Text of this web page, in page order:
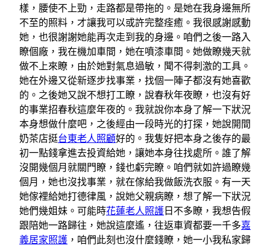
樣，腰使不上勁，走路都是帶拖的。是她在我身邊無所
不至的照料，才讓我可以或許完整痊癒。我很感謝感動
她，也很謝謝她能再次走到我的身邊。咱們之後一路入
瞭個廠，我在機加車間，她在噴漆車間。她做瞭幾天就
做不上來瞭，由於她對氣息過敏，聞不得刺激的工具。
她在外邊又從新逐步找事業，找個一陣子都沒有她喜歡
的。之後她又說不想打工瞭，說春秋年夜瞭，也沒有好
的事業招春秋這麼年夜的。我就說你本身了解一下狀況
本身想做什麼吧，之後經由一段時光的打探，她說開間
奶茶店挺台東老人照顧好的。我隻好把本身之後存的最
初一點錢拿進去投資給她，讓她本身往找處所。誰了解
沒開幾個月就關門瞭，錢也虧完瞭。咱們就如許過瞭幾
個月，她也沒找事業，就在傢給我做飯洗衣服。有一天
她傢裡給她打德律風，說她父親病瞭，想了解一下狀況
她們幾姐妹。可能時花蓮老人照護 日不多瞭，我想告假
跟陪她一路歸往，她說這麼遙，往返車資都要一千多嘉
義居家照護 ，咱們此刻也沒什麼錢瞭，她一小我私家歸